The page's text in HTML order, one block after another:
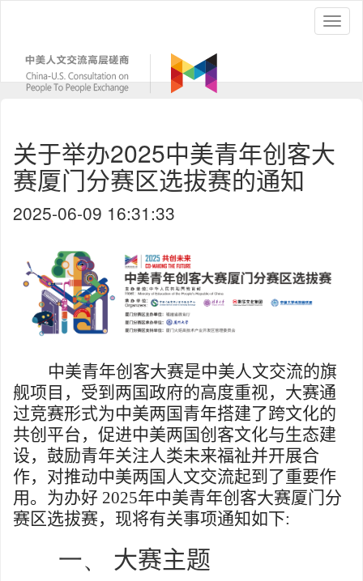
关于举办2025中美青年创客大
赛厦门分赛区选拔赛的通知
2025-06-09 16:31:33
中美青年创客大赛是中美人文交流的旗
舰项目，受到两国政府的高度重视，大赛通
过竞赛形式为中美两国青年搭建了跨文化的
共创平台，促进中美两国创客文化与生态建
设，鼓励青年关注人类未来福祉并开展合
作，对推动中美两国人文交流起到了重要作
用。为办好 2025年中美青年创客大赛厦门分
赛区选拔赛，现将有关事项通知如下:
一、 大赛主题